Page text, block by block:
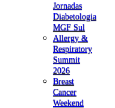
Jornadas
Diabetologia
MGF Sul
Allergy &
Respiratory
Summit
2026
Breast
Cancer
Weekend